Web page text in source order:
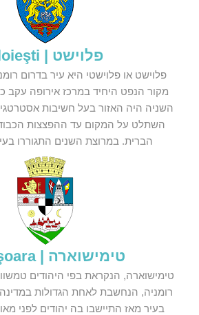
פלוישט | Ploieşti
פלוישט או פלוישטי היא עיר בדרום
מקור הנפט היחיד במרכז אירופה
השניה היה האזור בעל חשיבות
השתלט על המקום עד ההפצצות
הברית. במרוצת השנים התגוררו
טימישוארה | Timişoara
טימישוארה, הנקראת בפי היהודים
רומניה, הנחשבת לאחת הגדולות
בעיר מאז התיישבו בה יהודים לפני